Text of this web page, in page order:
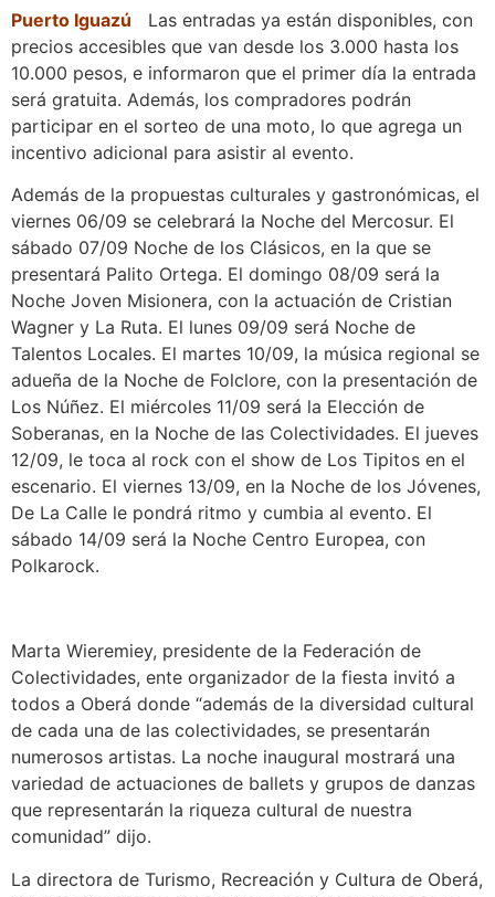
Puerto Iguazú
Las entradas ya están disponibles, con
precios accesibles que van desde los 3.000 hasta los
10.000 pesos, e informaron que el primer día la entrada
será gratuita. Además, los compradores podrán
participar en el sorteo de una moto, lo que agrega un
incentivo adicional para asistir al evento.
Además de la propuestas culturales y gastronómicas, el
viernes 06/09 se celebrará la Noche del Mercosur. El
sábado 07/09 Noche de los Clásicos, en la que se
presentará Palito Ortega. El domingo 08/09 será la
Noche Joven Misionera, con la actuación de Cristian
Wagner y La Ruta. El lunes 09/09 será Noche de
Talentos Locales. El martes 10/09, la música regional se
adueña de la Noche de Folclore, con la presentación de
Los Núñez. El miércoles 11/09 será la Elección de
Soberanas, en la Noche de las Colectividades. El jueves
12/09, le toca al rock con el show de Los Tipitos en el
escenario. El viernes 13/09, en la Noche de los Jóvenes,
De La Calle le pondrá ritmo y cumbia al evento. El
sábado 14/09 será la Noche Centro Europea, con
Polkarock.
Marta Wieremiey, presidente de la Federación de
Colectividades, ente organizador de la fiesta invitó a
todos a Oberá donde “además de la diversidad cultural
de cada una de las colectividades, se presentarán
numerosos artistas. La noche inaugural mostrará una
variedad de actuaciones de ballets y grupos de danzas
que representarán la riqueza cultural de nuestra
comunidad” dijo.
La directora de Turismo, Recreación y Cultura de Oberá,